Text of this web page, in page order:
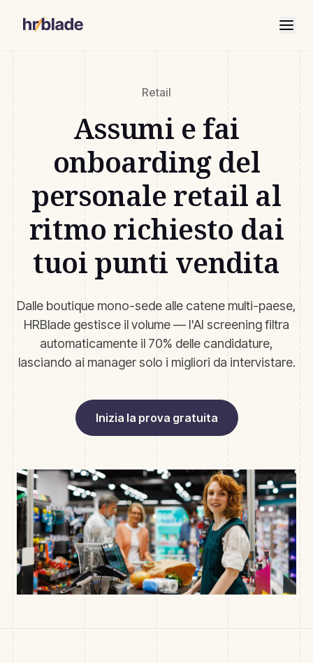
Retail
Assumi e fai
onboarding del
personale retail al
ritmo richiesto dai
tuoi punti vendita
Dalle boutique mono-sede alle catene multi-paese,
HRBlade gestisce il volume — l'AI screening filtra
automaticamente il 70% delle candidature,
lasciando ai manager solo i migliori da intervistare.
Inizia la prova gratuita